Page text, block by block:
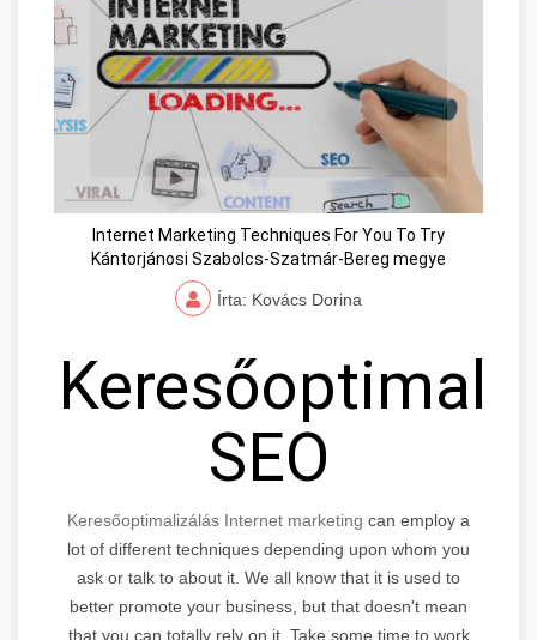
Internet Marketing Techniques For You To Try
Kántorjánosi Szabolcs-Szatmár-Bereg megye
Írta: Kovács Dorina
SEO
Keresőoptimalizálás Internet marketing can employ a
lot of different techniques depending upon whom you
ask or talk to about it. We all know that it is used to
better promote your business, but that doesn't mean
that you can totally rely on it. Take some time to work